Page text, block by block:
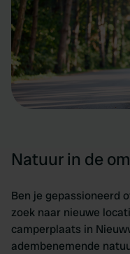
Natuur in de
Ben je gepassioneerd
zoek naar nieuwe
camperplaats in
adembenemende